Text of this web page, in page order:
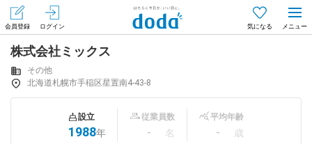
会員登録 ログイン 気になる
会員登録（無料）
はじめてdodaをご利用される方へ
株式会社ミックス
その他
北海道札幌市手稲区星置南4-43-8
設立
1988年
従業員数
- 名
平均年齢
- 歳